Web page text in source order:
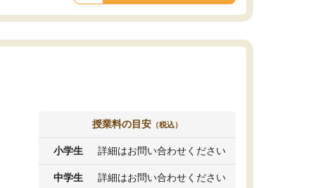
授業料の目安 （税込）
小学生 詳細はお問い合わせください
中学生 詳細はお問い合わせください